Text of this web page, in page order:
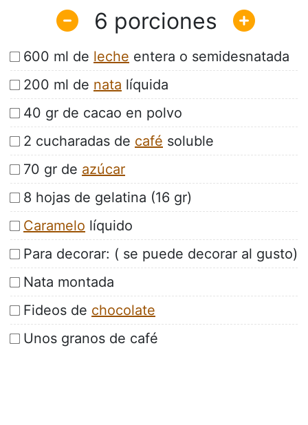
6
600 ml de leche entera o semidesnatada
200 ml de nata líquida
40 gr de cacao en polvo
2 cucharadas de café soluble
70 gr de azúcar
8 hojas de gelatina (16 gr)
Caramelo líquido
Para decorar: ( se puede decorar al gusto)
Nata montada
Fideos de chocolate
Unos granos de café